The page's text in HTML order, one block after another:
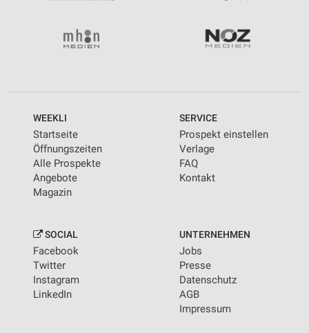
WEEKLI
Startseite
Öffnungszeiten
Alle Prospekte
Angebote
Magazin
SERVICE
Prospekt einstellen
Verlage
FAQ
Kontakt
SOCIAL
Facebook
Twitter
Instagram
LinkedIn
UNTERNEHMEN
Jobs
Presse
Datenschutz
AGB
Impressum